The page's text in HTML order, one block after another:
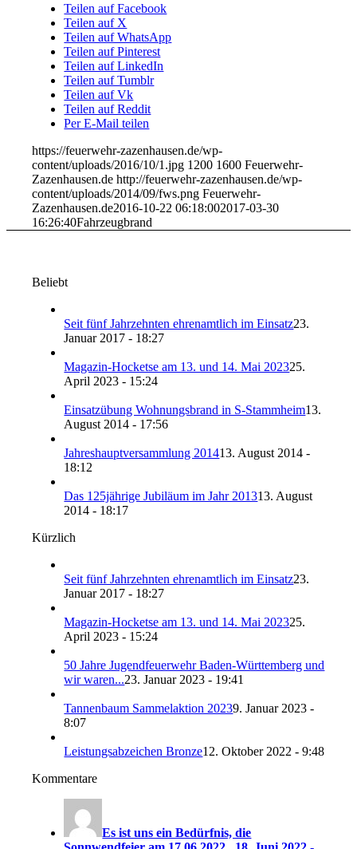
Teilen auf Facebook
Teilen auf X
Teilen auf WhatsApp
Teilen auf Pinterest
Teilen auf LinkedIn
Teilen auf Tumblr
Teilen auf Vk
Teilen auf Reddit
Per E-Mail teilen
https://feuerwehr-zazenhausen.de/wp-
content/uploads/2016/10/1.jpg 1200 1600 Feuerwehr-
Zazenhausen.de http://feuerwehr-zazenhausen.de/wp-
content/uploads/2014/09/fws.png Feuerwehr-
Zazenhausen.de2016-10-22 06:18:002017-03-30
16:26:40Fahrzeugbrand
Beliebt
Seit fünf Jahrzehnten ehrenamtlich im Einsatz23.
Januar 2017 - 18:27
Magazin-Hocketse am 13. und 14. Mai 202325.
April 2023 - 15:24
Einsatzübung Wohnungsbrand in S-Stammheim13.
August 2014 - 17:56
Jahreshauptversammlung 201413. August 2014 -
18:12
Das 125jährige Jubiläum im Jahr 201313. August
2014 - 18:17
Kürzlich
Seit fünf Jahrzehnten ehrenamtlich im Einsatz23.
Januar 2017 - 18:27
Magazin-Hocketse am 13. und 14. Mai 202325.
April 2023 - 15:24
50 Jahre Jugendfeuerwehr Baden-Württemberg und
wir waren...23. Januar 2023 - 19:41
Tannenbaum Sammelaktion 20239. Januar 2023 -
8:07
Leistungsabzeichen Bronze12. Oktober 2022 - 9:48
Kommentare
Es ist uns ein Bedürfnis, die